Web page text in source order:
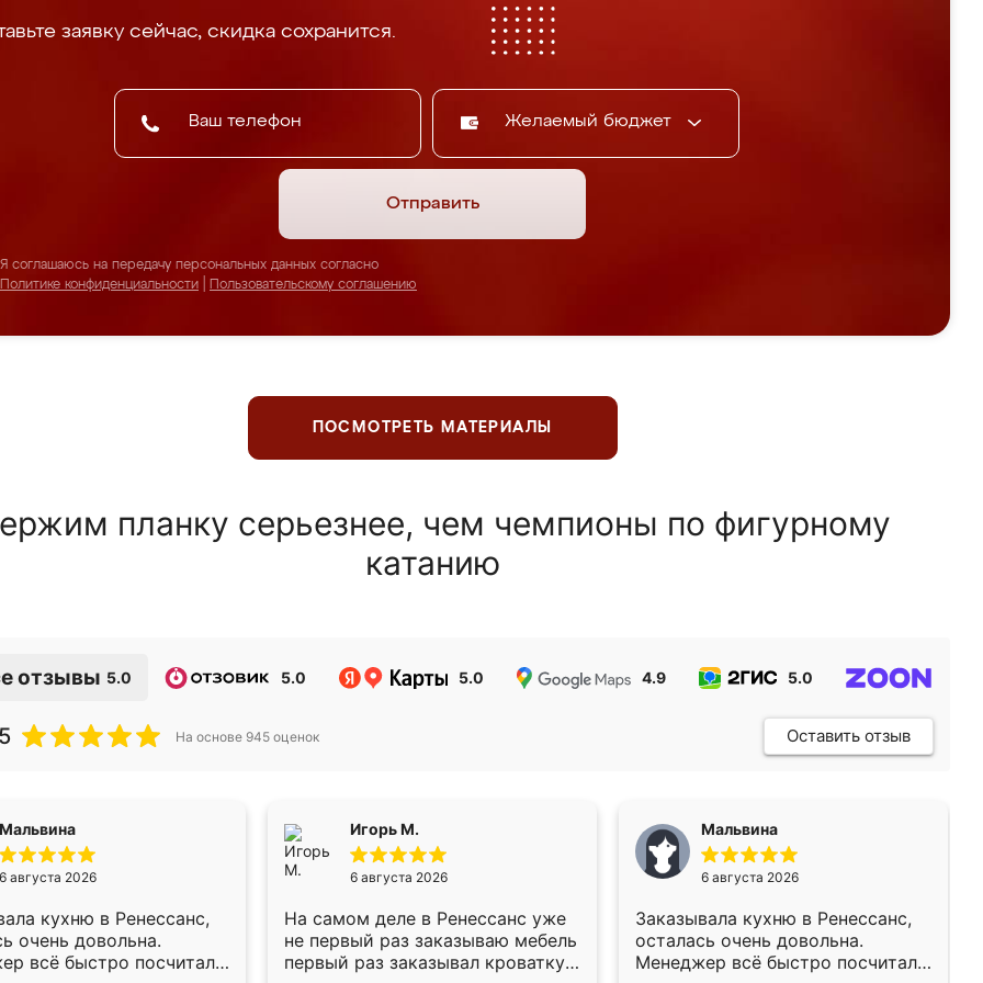
заявку сейчас, скидка сохранится.
Желаемый бюджет
Отправить
Я соглашаюсь на передачу персональных данных согласно
Политике конфиденциальности
Пользовательскому соглашению
ПОСМОТРЕТЬ МАТЕРИАЛЫ
планку серьезнее, чем чемпионы по фигурному
катанию
отзывы 5.0 5.0 5.0 4.9 5.0
На основе 945 оценок Оставить отзыв
Мальвина
6 августа 2026
кухню в Ренессанс,
очень довольна.
всё быстро посчитала,
Игорь М.
6 августа 2026
На самом деле в Ренессанс уже
не первый раз заказываю мебель
первый раз заказывал кроватку
Мальвина
6 августа 2026
Заказывала кухню в Ренессанс,
осталась очень довольна.
Менеджер всё быстро посчитала,